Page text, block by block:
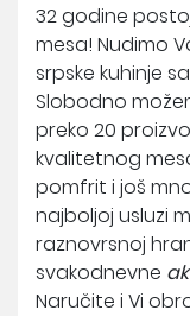
32 godine
mesa! Nudimo
srpske kuhinje
Slobodno
preko 20
kvalitetnog
pomfrit i još
najboljoj usluzi
raznovrsnoj
svakodnevne
Naručite i Vi